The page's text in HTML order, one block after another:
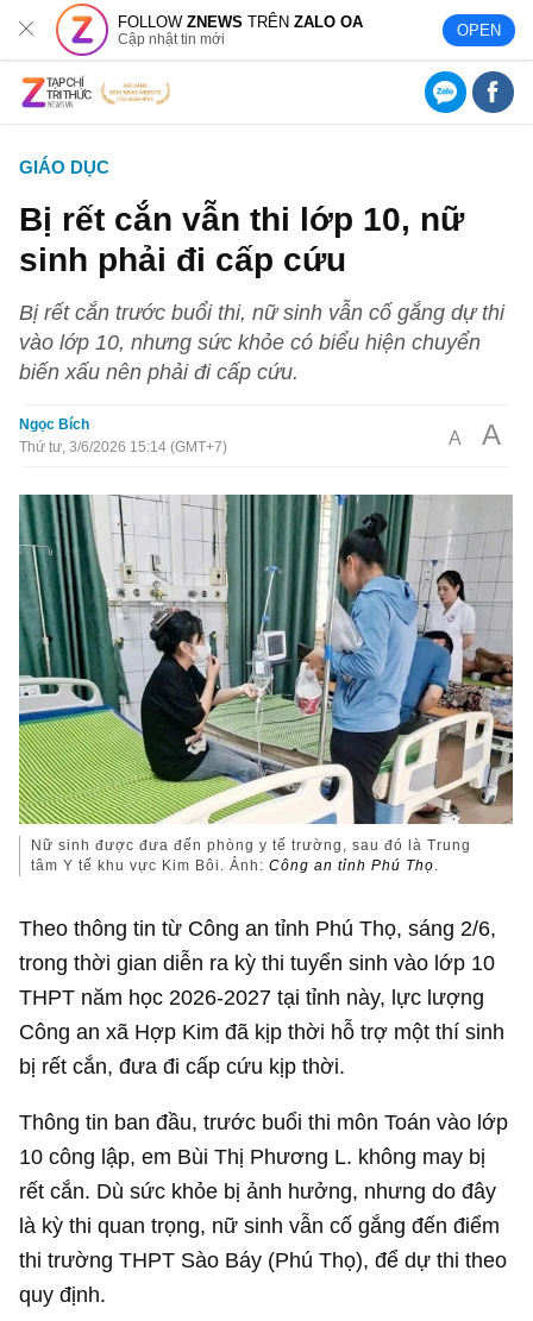
FOLLOWZNEWS TRÊNZALO OA
Cập nhật tin mới OPEN
GIÁO DỤC
Bị rết cắn vẫn thi lớp 10, nữ
sinh phải đi cấp cứu
Bị rết cắn trước buổi thi, nữ sinh vẫn cố gắng dự thi
vào lớp 10, nhưng sức khỏe có biểu hiện chuyển
biến xấu nên phải đi cấp cứu.
Ngọc Bích
Thứ tư, 3/6/2026 15:14 (GMT+7)
A A
Nữ sinh được đưa đến phòng y tế trường, sau đó là Trung
tâm Y tế khu vực Kim Bôi. Ảnh:Công an tỉnh Phú Thọ.
Theo thông tin từ Công an tỉnh Phú Thọ, sáng 2/6,
trong thời gian diễn ra kỳ thi tuyển sinh vào lớp 10
THPT năm học 2026-2027 tại tỉnh này, lực lượng
Công an xã Hợp Kim đã kịp thời hỗ trợ một thí sinh
bị rết cắn, đưa đi cấp cứu kịp thời.
Thông tin ban đầu, trước buổi thi môn Toán vào lớp
10 công lập, em Bùi Thị Phương L. không may bị
rết cắn. Dù sức khỏe bị ảnh hưởng, nhưng do đây
là kỳ thi quan trọng, nữ sinh vẫn cố gắng đến điểm
thi trường THPT Sào Báy (Phú Thọ), để dự thi theo
quy định.